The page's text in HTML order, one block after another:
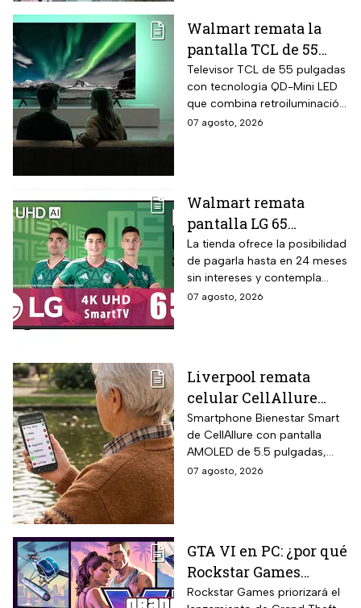
Walmart remata la
pantalla TCL de 55
pulgadas 4K QD-Mini
Led con $6,600 de
descuento en línea y
hasta 24 meses sin
Televisor TCL de 55 pulgadas
con tecnología QD-Mini LED
que combina retroiluminación
Mini LED de casi precisión
plataforma Google TV.
07 agosto, 2026
Walmart remata
pantalla LG 65
pulgadas UHD 4K con
funciones de
inteligencia artificial
ThinQ
La tienda ofrece la posibilidad
de pagarla hasta en 24 meses
sin intereses y contempla
devoluciones hasta 30 días
07 agosto, 2026
Liverpool remata
celular CellAllure
Smart AMOLED 5.5
pulgadas con botón
SOS, ideal para adultos
mayores: rebaja de 55%
Smartphone Bienestar Smart
de CellAllure con pantalla
AMOLED de 5.5 pulgadas,
sistema operativo Android 13
ubicado en la parte trasera
del equipo que activa llamada
automática al contacto de
emergencia junto con alarma
07 agosto, 2026
GTA VI en PC: ¿por qué
Rockstar Games
decidió priorizar
Rockstar Games priorizará el